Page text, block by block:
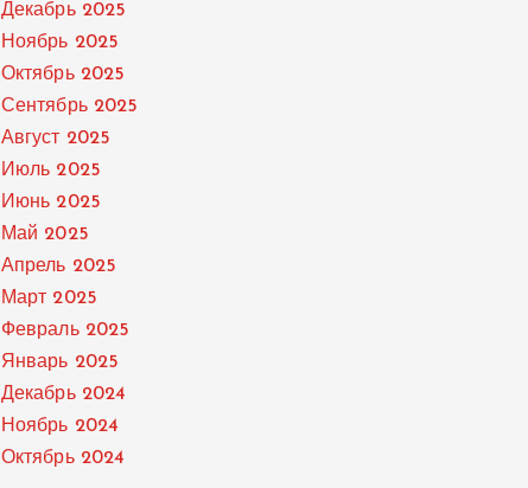
Декабрь 2025
Ноябрь 2025
Октябрь 2025
Сентябрь 2025
Август 2025
Июль 2025
Июнь 2025
Май 2025
Апрель 2025
Март 2025
Февраль 2025
Январь 2025
Декабрь 2024
Ноябрь 2024
Октябрь 2024